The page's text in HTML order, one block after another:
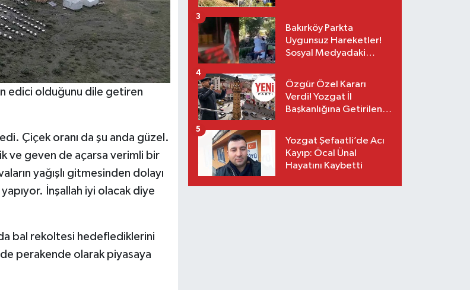
edici olduğunu dile getiren
Çiçek oranı da şu anda güzel.
ve geven de açarsa verimli bir
yağışlı gitmesinden dolayı
İnşallah iyi olacak diye
bal rekoltesi hedeflediklerini
perakende olarak piyasaya
Bakırköy Parkta
Uygunsuz Hareketler!
Sosyal Medyadaki
Gözaltı
3
Özgür Özel Kararı
Verdi! Yozgat İl
Başkanlığına Getirilen
4
Yozgat Şefaatli’de Acı
Kayıp: Öcal Ünal
Hayatını Kaybetti
5